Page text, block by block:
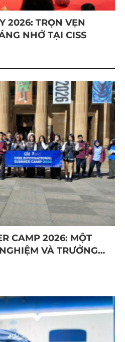
2026: TRỌN VẸN
NHỚ TẠI CISS
CAMP 2026: MỘT
VÀ TRƯỞNG